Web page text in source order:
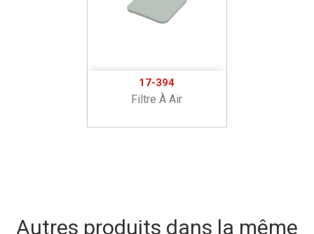
17-394
Filtre À Air
Autres produits dans la même